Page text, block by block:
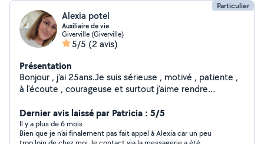
Particulier
Alexia potel
Auxiliaire de vie
Giverville (Giverville)
5/5 (2 avis)
Présentation
Bonjour , j'ai 25ans.Je suis sérieuse , motivé , patiente ,
à l'écoute , courageuse et surtout j'aime rendre
sitting , de l'entretient du linge ou maison , courses ,
etc..
Dernier avis laissé par Patricia : 5/5
Il y a plus de 6 mois
Bien que je n’ai finalement pas fait appel à Alexia car un peu